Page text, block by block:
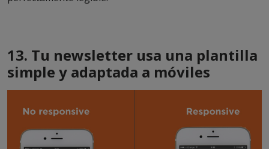
13. Tu newsletter usa una plantilla
simple y adaptada a móviles